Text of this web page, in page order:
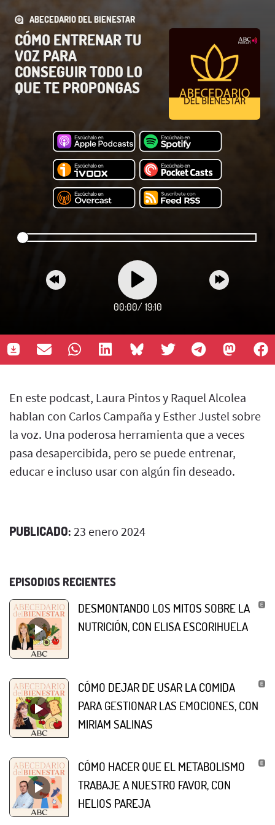
ABECEDARIO DEL BIENESTAR
CÓMO ENTRENAR TU
VOZ PARA
CONSEGUIR TODO LO
QUE TE PROPONGAS
00:00/ 19:10
En este podcast, Laura Pintos y Raquel Alcolea
hablan con Carlos Campaña y Esther Justel sobre
la voz. Una poderosa herramienta que a veces
pasa desapercibida, pero se puede entrenar,
educar e incluso usar con algún fin deseado.
PUBLICADO: 23 enero 2024
EPISODIOS RECIENTES
DESMONTANDO LOS MITOS SOBRE LA
NUTRICIÓN, CON ELISA ESCORIHUELA
CÓMO DEJAR DE USAR LA COMIDA
PARA GESTIONAR LAS EMOCIONES, CON
MIRIAM SALINAS
CÓMO HACER QUE EL METABOLISMO
TRABAJE A NUESTRO FAVOR, CON
HELIOS PAREJA